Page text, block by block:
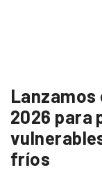
Lanzamos
2026 para
fríos